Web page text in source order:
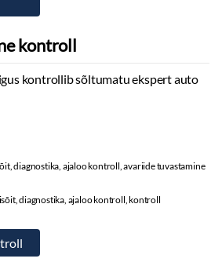
kontroll
kontrollib sõltumatu ekspert auto
diagnostika, ajaloo kontroll, avariide tuvastamine
diagnostika, ajaloo kontroll, kontroll